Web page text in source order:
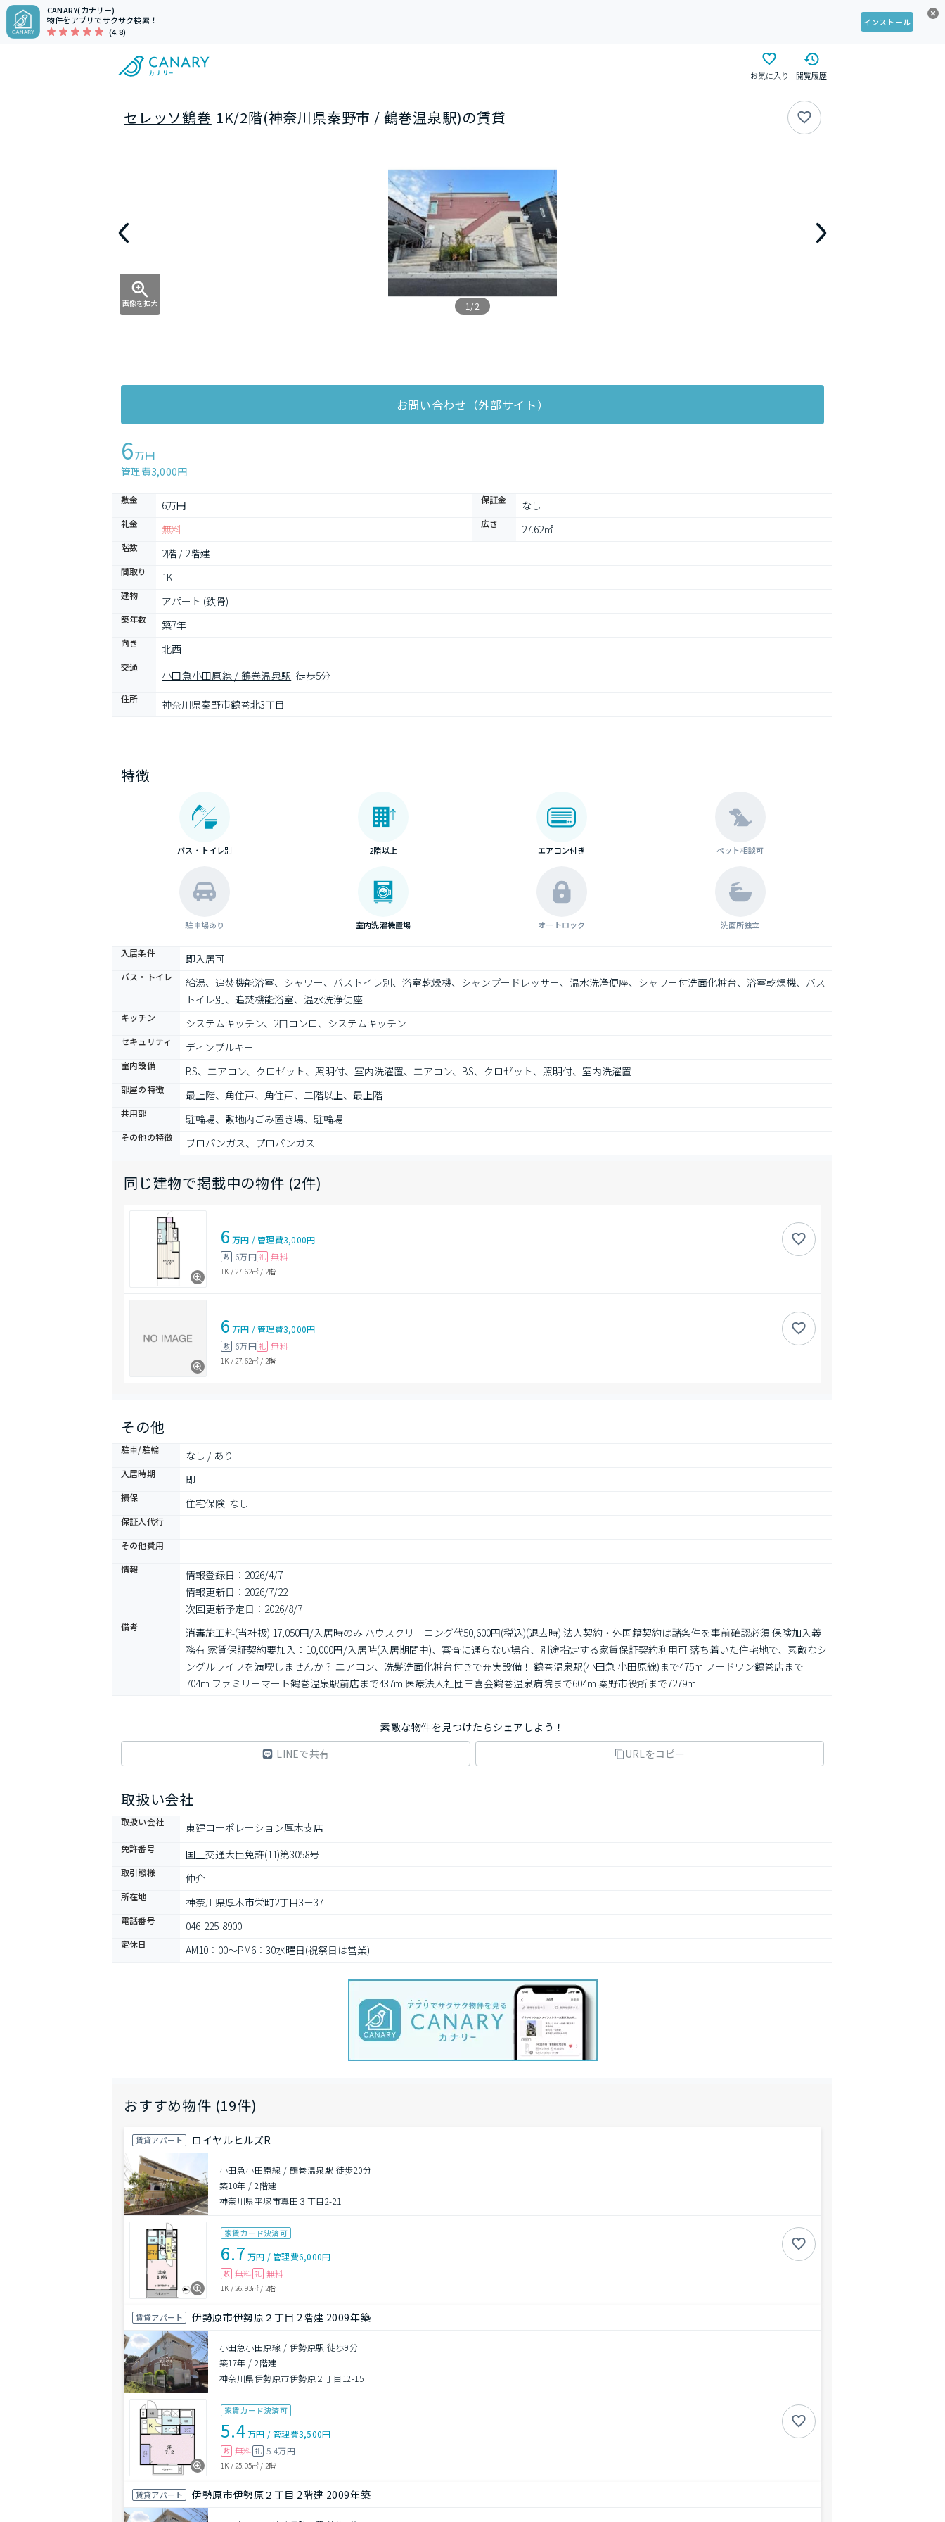
CANARY(カナリー)
物件をアプリでサクサク検索！
(4.8)
インストール
お気に入り 閲覧履歴
セレッソ鶴巻 1K/2階(神奈川県秦野市 / 鶴巻温泉駅)の賃貸
画像を拡大 1/2
お問い合わせ（外部サイト）
6万円
管理費3,000円
敷金 6万円 保証金 なし
礼金 無料 広さ 27.62㎡
階数 2階 / 2階建
間取り 1K
建物 アパート (鉄骨)
築年数 築7年
向き 北西
交通
小田急小田原線 / 鶴巻温泉駅 徒歩5分
住所 神奈川県秦野市鶴巻北3丁目
特徴
バス・トイレ別 2階以上 エアコン付き ペット相談可
駐車場あり 室内洗濯機置場 オートロック 洗面所独立
入居条件 即入居可
バス・トイレ
給湯、追焚機能浴室、シャワー、バストイレ別、浴室乾燥機、シャンプードレッサー、温水洗浄便座、シャワー付洗面化粧台、浴室乾燥機、バス
トイレ別、追焚機能浴室、温水洗浄便座
キッチン システムキッチン、2口コンロ、システムキッチン
セキュリティ ディンプルキー
室内設備 BS、エアコン、クロゼット、照明付、室内洗濯置、エアコン、BS、クロゼット、照明付、室内洗濯置
部屋の特徴 最上階、角住戸、角住戸、二階以上、最上階
共用部 駐輪場、敷地内ごみ置き場、駐輪場
その他の特徴 プロパンガス、プロパンガス
同じ建物で掲載中の物件 (2件)
6 万円 /管理費3,000円
敷 6万円 礼 無料
1K / 27.62㎡ / 2階
6 万円 /管理費3,000円
敷 6万円 礼 無料
1K / 27.62㎡ / 2階
その他
駐車/駐輪 なし / あり
入居時期 即
損保 住宅保険: なし
保証人代行 -
その他費用 -
情報
情報登録日：2026/4/7
情報更新日：2026/7/22
次回更新予定日：2026/8/7
備考
消毒施工料(当社扱) 17,050円/入居時のみ ハウスクリーニング代50,600円(税込)(退去時) 法人契約・外国籍契約は諸条件を事前確認必須 保険加入義
務有 家賃保証契約要加入：10,000円/入居時(入居期間中)、審査に通らない場合、別途指定する家賃保証契約利用可 落ち着いた住宅地で、素敵なシ
ングルライフを満喫しませんか？ エアコン、洗髪洗面化粧台付きで充実設備！ 鶴巻温泉駅(小田急 小田原線)まで475m フードワン鶴巻店まで
704m ファミリーマート鶴巻温泉駅前店まで437m 医療法人社団三喜会鶴巻温泉病院まで604m 秦野市役所まで7279m
素敵な物件を見つけたらシェアしよう！
LINEで共有
URLをコピー
取扱い会社
取扱い会社 東建コーポレーション厚木支店
免許番号 国土交通大臣免許(11)第3058号
取引態様 仲介
所在地 神奈川県厚木市栄町2丁目3－37
電話番号 046-225-8900
定休日 AM10：00～PM6：30水曜日(祝祭日は営業)
おすすめ物件 (19件)
賃貸アパート ロイヤルヒルズR
小田急小田原線 / 鶴巻温泉駅 徒歩20分
築10年 /2階建
神奈川県平塚市真田３丁目2-21
家賃カード決済可
6.7 万円 /管理費6,000円
敷 無料 礼 無料
1K /26.93㎡ / 2階
賃貸アパート 伊勢原市伊勢原２丁目 2階建 2009年築
小田急小田原線 / 伊勢原駅 徒歩9分
築17年 /2階建
神奈川県伊勢原市伊勢原２丁目12-15
家賃カード決済可
5.4万円 /管理費3,500円
敷 無料 礼 5.4万円
1K /25.05㎡ / 2階
賃貸アパート 伊勢原市伊勢原２丁目 2階建 2009年築